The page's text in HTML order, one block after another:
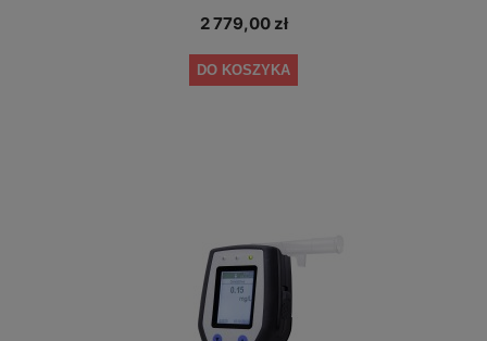
2 779,00 zł
DO KOSZYKA